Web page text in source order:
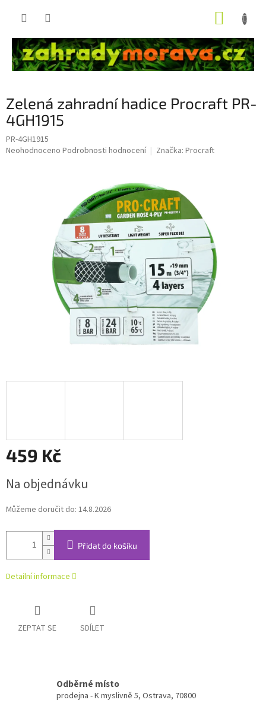
Zelená zahradní hadice Procraft PR-
4GH1915
PR-4GH1915
Průměrné
Neohodnoceno Podrobnosti hodnocení Značka: Procraft
459 Kč
cena:
Na objednávku
Můžeme doručit do: 14.8.2026
Přidat do košíku
Detailní informace
ZEPTAT SE SDÍLET
Odběrné místo
prodejna - K myslivně 5, Ostrava, 70800